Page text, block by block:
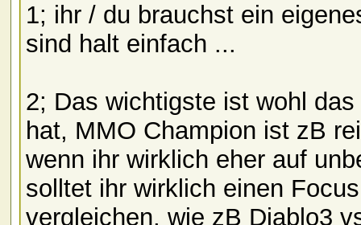
1; ihr / du brauchst ein
sind halt einfach ...
2; Das wichtigste ist wohl
hat, MMO Champion ist zB
wenn ihr wirklich eher auf
solltet ihr wirklich einen
vergleichen, wie zB Diablo3